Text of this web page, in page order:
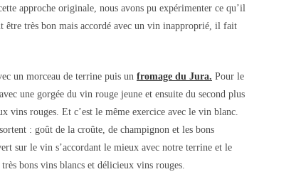
approche originale, nous avons pu expérimenter ce qu’il
être très bon mais accordé avec un vin inapproprié, il fait
un morceau de terrine puis un fromage du Jura. Pour le
une gorgée du vin rouge jeune et ensuite du second plus
vins rouges. Et c’est le même exercice avec le vin blanc.
: goût de la croûte, de champignon et les bons
sur le vin s’accordant le mieux avec notre terrine et le
bons vins blancs et délicieux vins rouges.